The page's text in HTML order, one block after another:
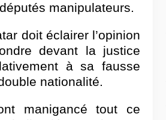
manipulateurs.
doit éclairer l’opinion
devant la justice
à sa fausse
nationalité.
manigancé tout ce